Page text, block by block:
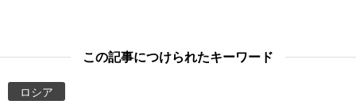
この記事につけられたキーワード
ロシア